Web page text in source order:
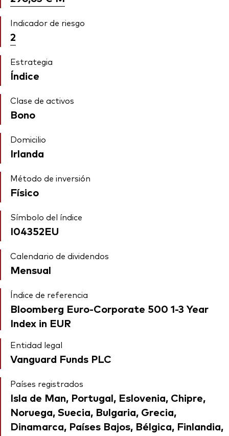
Indicador de riesgo
2
Estrategia
Índice
Clase de activos
Bono
Domicilio
Irlanda
Método de inversión
Físico
Símbolo del índice
I04352EU
Calendario de dividendos
Mensual
Índice de referencia
Bloomberg Euro-Corporate 500 1-3 Year
Index in EUR
Entidad legal
Vanguard Funds PLC
Países registrados
Isla de Man, Portugal, Eslovenia, Chipre,
Noruega, Suecia, Bulgaria, Grecia,
Dinamarca, Países Bajos, Bélgica, Finlandia,